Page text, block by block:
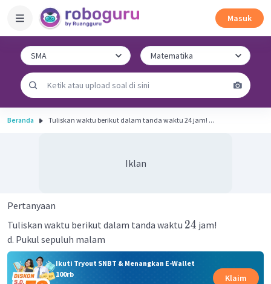
Masuk
Beranda Tuliskan waktu berikut dalam tanda waktu 24 jam! ...
Iklan
Pertanyaan
Tuliskan waktu berikut dalam tanda waktu 24 jam!
d. Pukul sepuluh malam
Ikuti Tryout SNBT & Menangkan E-Wallet
100rb
Klaim